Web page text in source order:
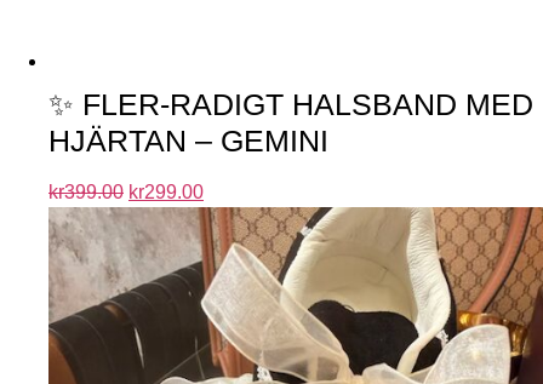
✨ FLER-RADIGT HALSBAND MED
HJÄRTAN – GEMINI
kr399.00 kr299.00